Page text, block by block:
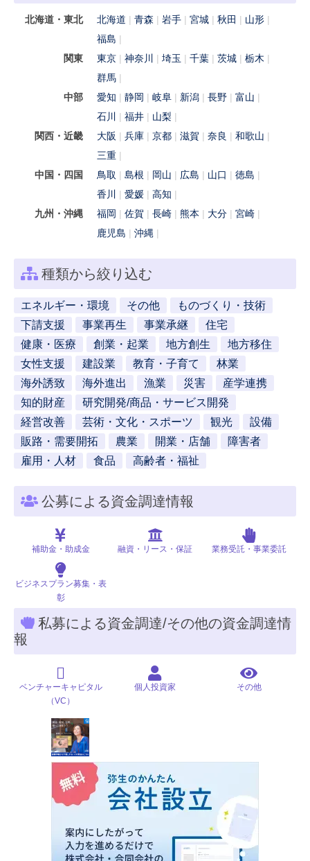
北海道・東北 北海道 青森 岩手 宮城 秋田
山形
福島
関東
東京 神奈川 埼玉 千葉 茨城
栃木
群馬
中部
愛知 静岡 岐阜 新潟 長野
富山
石川
福井
山梨
関西・近畿
大阪 兵庫 京都 滋賀 奈良
和歌山
三重
中国・四国
鳥取 島根 岡山 広島 山口
徳島
香川
愛媛
高知
九州・沖縄
福岡 佐賀 長崎 熊本 大分
宮崎
鹿児島
沖縄
種類から絞り込む
エネルギー・環境 その他
ものづくり・技術
下請支援
事業再生 事業承継
住宅
健康・医療
創業・起業 地方創生
地方移住
女性支援
建設業 教育・子育て
林業
海外誘致
海外進出 漁業 災害
産学連携
知的財産
研究開発/商品・サービス開発
経営改善
芸術・文化・スポーツ 観光
設備
販路・需要開拓
農業 開業・店舗
障害者
雇用・人材
食品 高齢者・福祉
公募による資金調達情報
補助金・助成金 融資・リース・保証 業務受託・事業委託
ビジネスプラン募集・表
彰
私募による資金調達/その他の資金調達情
報
ベンチャーキャピタル
（VC）
個人投資家 その他